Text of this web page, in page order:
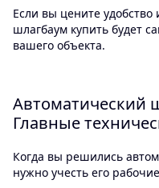
Если вы цените удобство
шлагбаум купить будет
вашего объекта.
Автоматический
Главные
Когда вы решились
нужно учесть его